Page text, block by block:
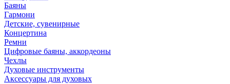
Баяны
Гармони
Детские, сувенирные
Концертина
Ремни
Цифровые баяны, аккордеоны
Чехлы
Духовые инструменты
Аксессуары для духовых